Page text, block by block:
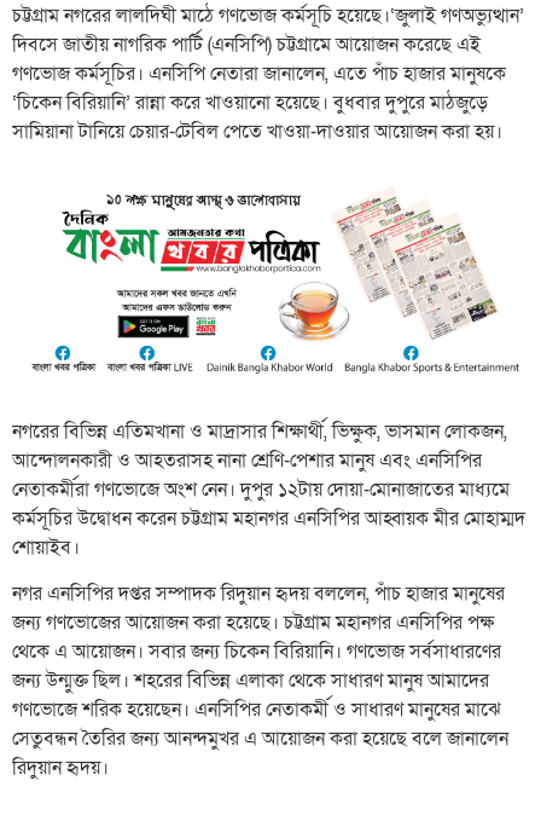
চট্টগ্রাম নগরের লালদিঘী মাঠে গণভোজ কর্মসূচি হয়েছে।‘জুলাই গণঅভ্যুত্থান’
দিবসে জাতীয় নাগরিক পার্টি (এনসিপি) চট্টগ্রামে আয়োজন করেছে এই
গণভোজ কর্মসূচির। এনসিপি নেতারা জানালেন, এতে পাঁচ হাজার মানুষকে
‘চিকেন বিরিয়ানি’ রান্না করে খাওয়ানো হয়েছে। বুধবার দুপুরে মাঠজুড়ে
সামিয়ানা টানিয়ে চেয়ার-টেবিল পেতে খাওয়া-দাওয়ার আয়োজন করা হয়।
নগরের বিভিন্ন এতিমখানা ও মাদ্রাসার শিক্ষার্থী, ভিক্ষুক, ভাসমান লোকজন,
আন্দোলনকারী ও আহতরাসহ নানা শ্রেণি-পেশার মানুষ এবং এনসিপির
নেতাকর্মীরা গণভোজে অংশ নেন। দুপুর ১২টায় দোয়া-মোনাজাতের মাধ্যমে
কর্মসূচির উদ্বোধন করেন চট্টগ্রাম মহানগর এনসিপির আহ্বায়ক মীর মোহাম্মদ
শোয়াইব।
নগর এনসিপির দপ্তর সম্পাদক রিদুয়ান হৃদয় বললেন, পাঁচ হাজার মানুষের
জন্য গণভোজের আয়োজন করা হয়েছে। চট্টগ্রাম মহানগর এনসিপির পক্ষ
থেকে এ আয়োজন। সবার জন্য চিকেন বিরিয়ানি। গণভোজ সর্বসাধারণের
জন্য উন্মুক্ত ছিল। শহরের বিভিন্ন এলাকা থেকে সাধারণ মানুষ আমাদের
গণভোজে শরিক হয়েছেন। এনসিপির নেতাকর্মী ও সাধারণ মানুষের মাঝে
সেতুবন্ধন তৈরির জন্য আনন্দমুখর এ আয়োজন করা হয়েছে বলে জানালেন
রিদুয়ান হৃদয়।